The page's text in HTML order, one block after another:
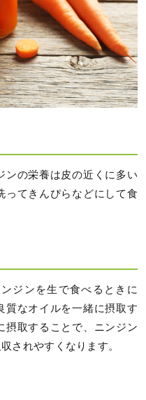
ンの栄養は皮の近くに多い
ってきんぴらなどにして食
ジンを生で食べるときに
質なオイルを一緒に摂取す
摂取することで、ニンジン
されやすくなります。